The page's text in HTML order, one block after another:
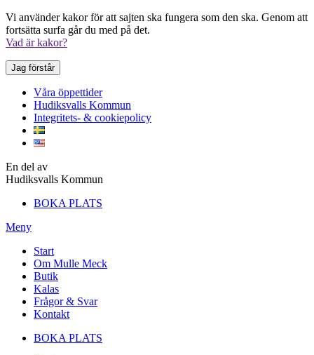
Vi använder kakor för att sajten ska fungera som den ska. Genom att
fortsätta surfa går du med på det.
Vad är kakor?
Jag förstår
Våra öppettider
Hudiksvalls Kommun
Integritets- & cookiepolicy
En del av
Hudiksvalls Kommun
BOKA PLATS
Meny
Start
Om Mulle Meck
Butik
Kalas
Frågor & Svar
Kontakt
BOKA PLATS